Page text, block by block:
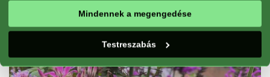
Mindennek a megengedése
Testreszabás